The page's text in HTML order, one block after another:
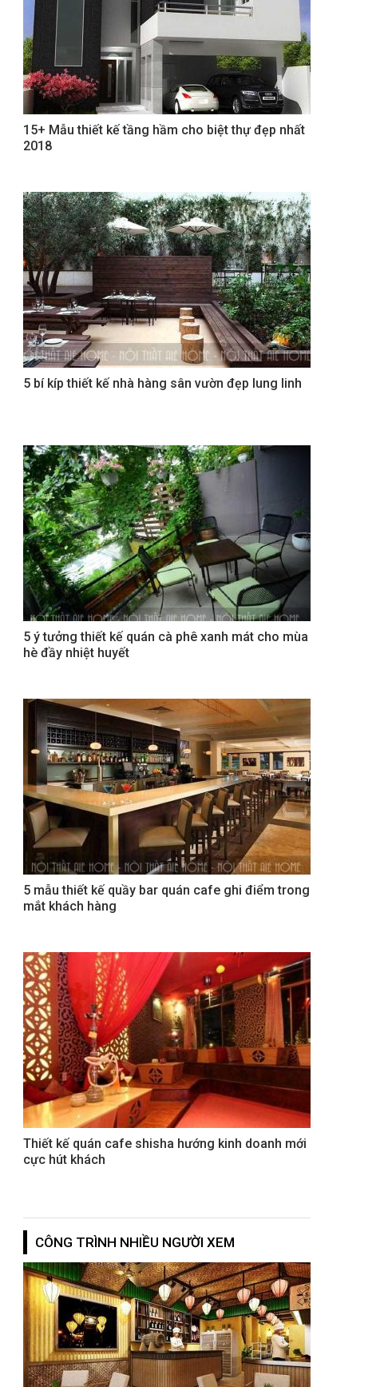
15+ Mẫu thiết kế tầng hầm cho biệt thự đẹp nhất
2018
5 bí kíp thiết kế nhà hàng sân vườn đẹp lung linh
5 ý tưởng thiết kế quán cà phê xanh mát cho mùa
hè đầy nhiệt huyết
5 mẫu thiết kế quầy bar quán cafe ghi điểm trong
mắt khách hàng
Thiết kế quán cafe shisha hướng kinh doanh mới
cực hút khách
CÔNG TRÌNH NHIỀU NGƯỜI XEM